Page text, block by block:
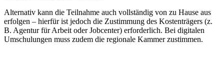
Alternativ kann die Teilnahme auch vollständig von zu Hause aus
erfolgen – hierfür ist jedoch die Zustimmung des Kostenträgers (z.
B. Agentur für Arbeit oder Jobcenter) erforderlich. Bei digitalen
Umschulungen muss zudem die regionale Kammer zustimmen.